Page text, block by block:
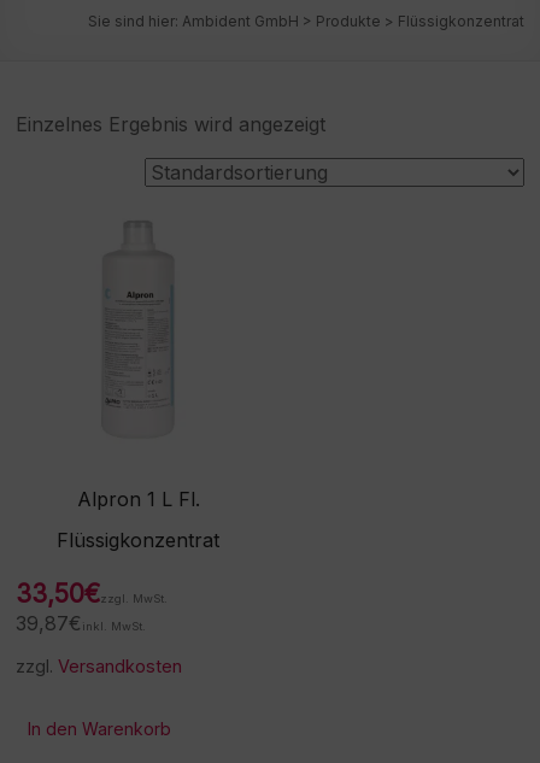
Sie sind hier: Ambident GmbH > Produkte > Flüssigkonzentrat
Einzelnes Ergebnis wird angezeigt
Alpron 1 L Fl.
Flüssigkonzentrat
33,50€zzgl. MwSt.
39,87€ inkl. MwSt.
zzgl.Versandkosten
In den Warenkorb